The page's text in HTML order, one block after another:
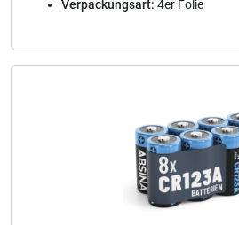
Verpackungsart: 4er Folie